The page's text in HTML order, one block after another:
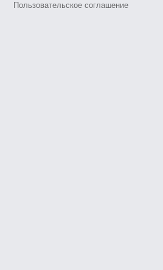
Пользовательское соглашение